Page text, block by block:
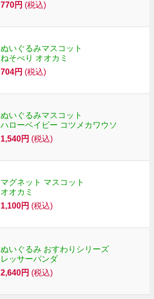
770円 (税込)
ぬいぐるみマスコット
ねそべり オオカミ
704円 (税込)
ぬいぐるみマスコット
ハローベイビー コツメカワウソ
1,540円 (税込)
マグネット マスコット
オオカミ
1,100円 (税込)
ぬいぐるみ おすわりシリーズ
レッサーパンダ
2,640円 (税込)